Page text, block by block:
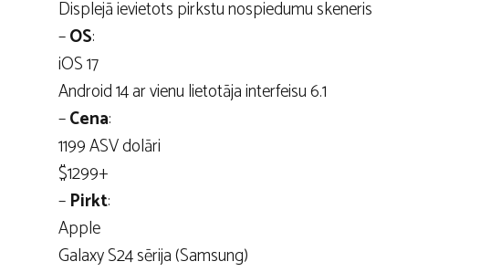
Displejā ievietots pirkstu nospiedumu skeneris
–OS:
iOS 17
Android 14 ar vienu lietotāja interfeisu 6.1
–Cena:
1199 ASV dolāri
$1299+
–Pirkt:
Apple
Galaxy S24 sērija (Samsung)